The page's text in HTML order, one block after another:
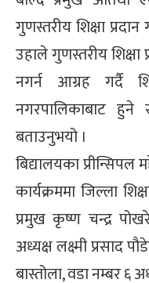
गुणस्तरीय शिक्षा
उहाले गुणस्तरीय शिक्षा
नगर्न आग्रह गर्दै
नगरपालिकाबाट
बताउनुभयो ।
बिद्यालयका
कार्यक्रममा जिल्ला
प्रमुख कृष्ण चन्द्र
अध्यक्ष लक्ष्मी प्रसाद
बास्तोला, वडा नम्बर ६